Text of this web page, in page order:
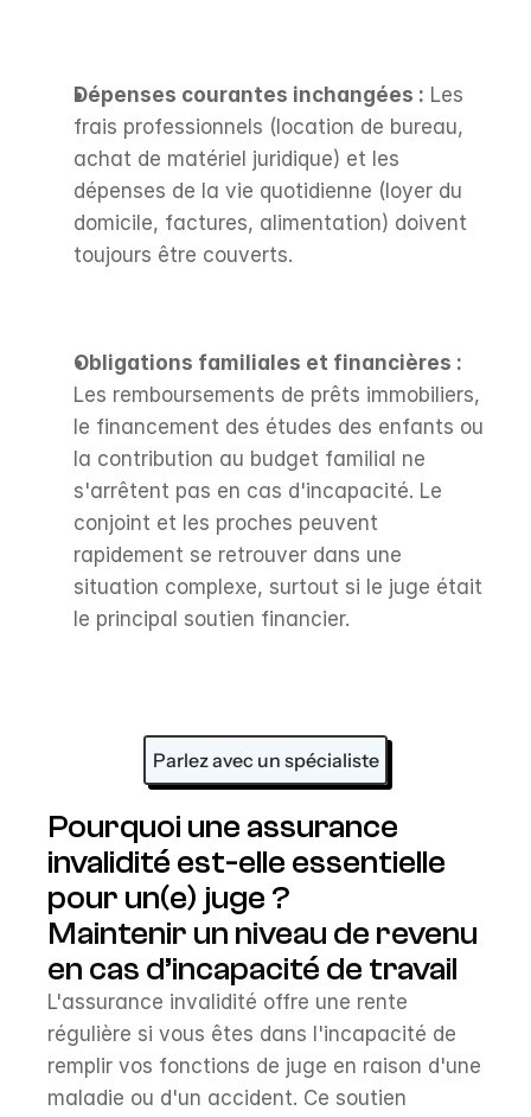
Dépenses courantes inchangées : Les
frais professionnels (location de bureau,
achat de matériel juridique) et les
dépenses de la vie quotidienne (loyer du
domicile, factures, alimentation) doivent
toujours être couverts.
Obligations familiales et financières :
Les remboursements de prêts immobiliers,
le financement des études des enfants ou
la contribution au budget familial ne
s'arrêtent pas en cas d'incapacité. Le
conjoint et les proches peuvent
rapidement se retrouver dans une
situation complexe, surtout si le juge était
le principal soutien financier.
Parlez avec un spécialiste
Pourquoi une assurance
invalidité est-elle essentielle
pour un(e) juge ?
Maintenir un niveau de revenu
en cas d’incapacité de travail
L'assurance invalidité offre une rente
régulière si vous êtes dans l'incapacité de
remplir vos fonctions de juge en raison d'une
maladie ou d'un accident. Ce soutien